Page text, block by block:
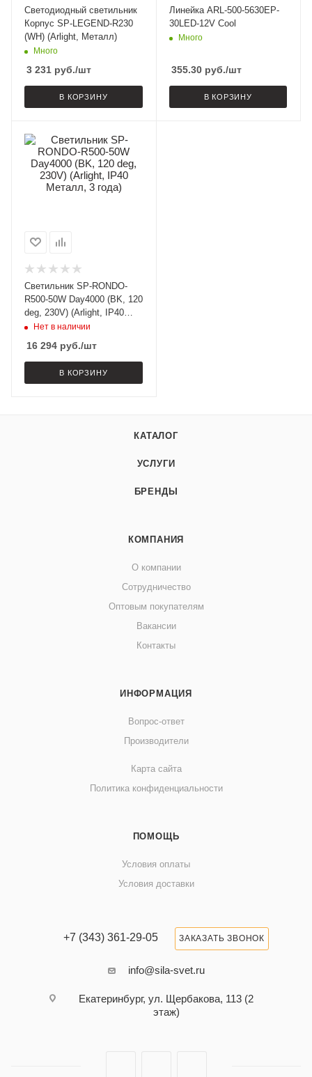
Светодиодный светильник
Корпус SP-LEGEND-R230
(WH) (Arlight, Металл)
Много
3 231 руб./шт
В КОРЗИНУ
Линейка ARL-500-5630EP-
30LED-12V Cool
Много
355.30руб./шт
В КОРЗИНУ
Светильник SP-RONDO-
R500-50W Day4000 (BK, 120
deg, 230V) (Arlight, IP40
Металл, 3 года)
Нет в наличии
16 294 руб./шт
В КОРЗИНУ
КАТАЛОГ
УСЛУГИ
БРЕНДЫ
КОМПАНИЯ
О компании
Сотрудничество
Оптовым покупателям
Вакансии
Контакты
ИНФОРМАЦИЯ
Вопрос-ответ
Производители
Карта сайта
Политика конфиденциальности
ПОМОЩЬ
Условия оплаты
Условия доставки
+7 (343) 361-29-05 ЗАКАЗАТЬ ЗВОНОК
info@sila-svet.ru
Екатеринбург, ул. Щербакова, 113 (2
этаж)